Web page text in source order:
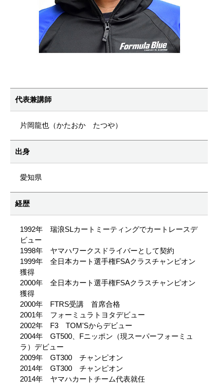
代表兼講師
片岡龍也（かたおか たつや）
出身
愛知県
経歴
1992年 瑞浪SLカートミーティングでカートレースデ
ビュー
1998年 ヤマハワークスドライバーとして契約
1999年 全日本カート選手権FSAクラスチャンピオン
獲得
2000年 全日本カート選手権FSAクラスチャンピオン
獲得
2000年 FTRS受講 首席合格
2001年 フォーミュラトヨタデビュー
2002年 F3 TOM'Sからデビュー
2004年 GT500、Fニッポン（現スーパーフォーミュ
ラ）デビュー
2009年 GT300 チャンピオン
2014年 GT300 チャンピオン
2014年 ヤマハカートチーム代表就任